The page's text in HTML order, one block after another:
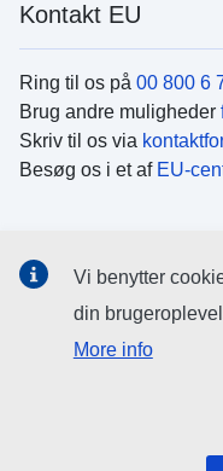
Kontakt EU
Ring til os på 00 800 6
Brug andre muligheder
Skriv til os via
Besøg os i et af EU-
Søg efter EU's sider på
EU-institutioner
Vi benytter
din
More info